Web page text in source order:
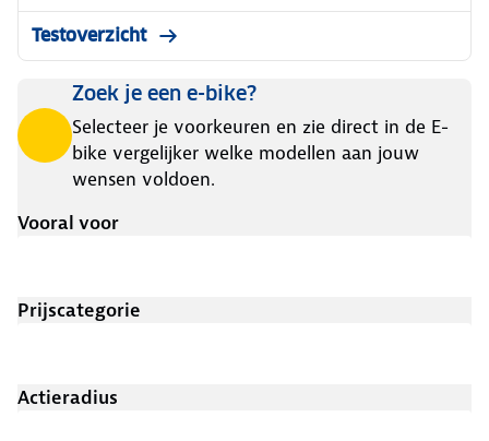
Testoverzicht
Zoek je een e-bike?
Selecteer je voorkeuren en zie direct in de E-
bike vergelijker welke modellen aan jouw
wensen voldoen.
Vooral voor
Prijscategorie
Actieradius